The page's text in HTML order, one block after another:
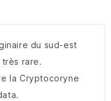
du sud-est
rare.
la Cryptocoryne